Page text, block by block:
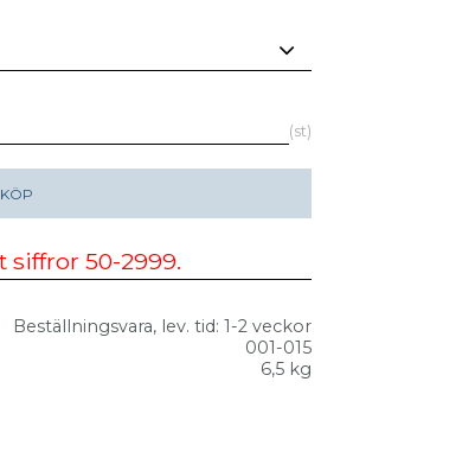
st
KÖP
Beställningsvara, lev. tid: 1-2 veckor
001-015
6,5 kg